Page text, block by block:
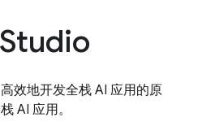
效地开发全栈 AI 应用的原
AI 应用。